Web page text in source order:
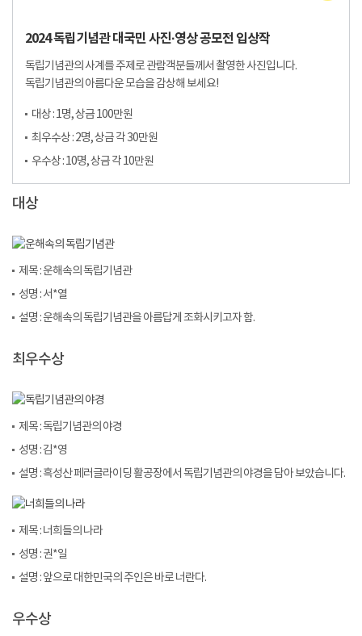
2024 독립기념관 대국민 사진·영상 공모전 입상작
독립기념관의 사계를 주제로 관람객분들께서 촬영한 사진입니다.
독립기념관의 아름다운 모습을 감상해 보세요!
대상 : 1명, 상금 100만원
최우수상 : 2명, 상금 각 30만원
우수상 : 10명, 상금 각 10만원
대상
제목 : 운해속의 독립기념관
성명 : 서*열
설명 : 운해속의 독립기념관을 아름답게 조화시키고자 함.
최우수상
제목 : 독립기념관의 야경
성명 : 김*영
설명 : 흑성산 페러글라이딩 활공장에서 독립기념관의 야경을 담아 보았습니다.
제목 : 너희들의 나라
성명 : 권*일
설명 : 앞으로 대한민국의 주인은 바로 너란다.
우수상